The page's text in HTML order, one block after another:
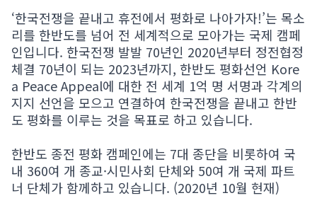
‘한국전쟁을 끝내고 휴전에서 평화로 나아가자!’는 목소
리를 한반도를 넘어 전 세계적으로 모아가는 국제 캠페
인입니다. 한국전쟁 발발 70년인 2020년부터 정전협정
체결 70년이 되는 2023년까지, 한반도 평화선언 Kore
a Peace Appeal에 대한 전 세계 1억 명 서명과 각계의
지지 선언을 모으고 연결하여 한국전쟁을 끝내고 한반
도 평화를 이루는 것을 목표로 하고 있습니다.
한반도 종전 평화 캠페인에는 7대 종단을 비롯하여 국
내 360여 개 종교·시민사회 단체와 50여 개 국제 파트
너 단체가 함께하고 있습니다. (2020년 10월 현재)